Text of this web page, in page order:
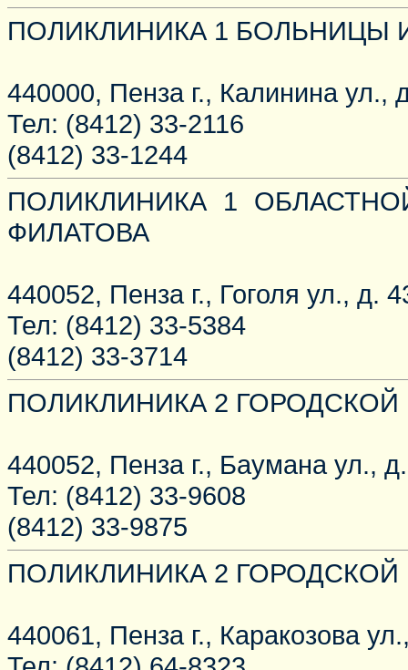
ПОЛИКЛИНИКА 1 БОЛЬНИЦЫ
440000, Пенза г., Калинина ул.,
Тел: (8412) 33-2116
(8412) 33-1244
ПОЛИКЛИНИКА 1
ФИЛАТОВА
440052, Пенза г., Гоголя ул., д.
Тел: (8412) 33-5384
(8412) 33-3714
ПОЛИКЛИНИКА 2
440052, Пенза г., Баумана ул.,
Тел: (8412) 33-9608
(8412) 33-9875
ПОЛИКЛИНИКА 2
440061, Пенза г., Каракозова